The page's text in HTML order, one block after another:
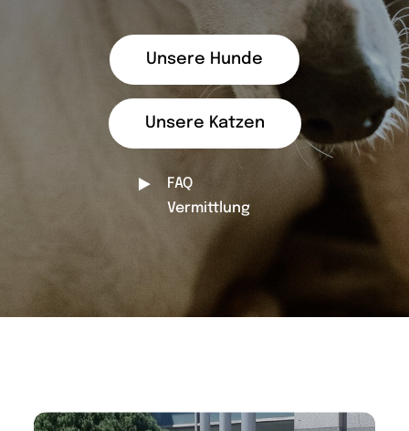
Unsere Hunde
Unsere Katzen
FAQ
Vermittlung